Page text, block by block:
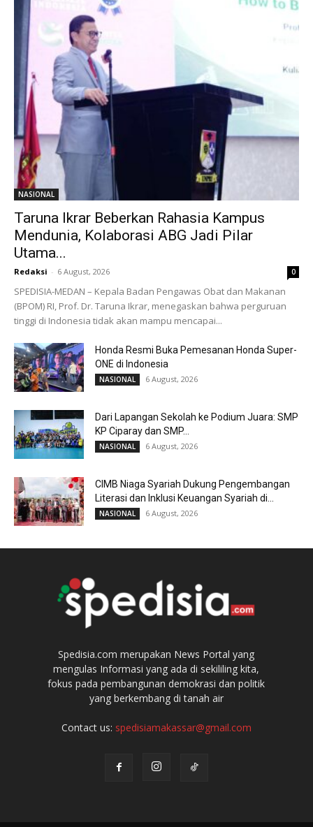
NASIONAL
Taruna Ikrar Beberkan Rahasia Kampus
Mendunia, Kolaborasi ABG Jadi Pilar
Utama...
Redaksi - 6 August, 2026 0
SPEDISIA-MEDAN – Kepala Badan Pengawas Obat dan Makanan
(BPOM) RI, Prof. Dr. Taruna Ikrar, menegaskan bahwa perguruan
tinggi di Indonesia tidak akan mampu mencapai...
Honda Resmi Buka Pemesanan Honda Super-
ONE di Indonesia
NASIONAL 6 August, 2026
Dari Lapangan Sekolah ke Podium Juara: SMP
KP Ciparay dan SMP...
NASIONAL 6 August, 2026
CIMB Niaga Syariah Dukung Pengembangan
Literasi dan Inklusi Keuangan Syariah di...
NASIONAL 6 August, 2026
Spedisia.com merupakan News Portal yang
mengulas Informasi yang ada di sekililing kita,
fokus pada pembangunan demokrasi dan politik
yang berkembang di tanah air
Contact us: spedisiamakassar@gmail.com